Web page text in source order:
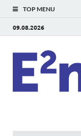
TOP MENU
09.08.2026